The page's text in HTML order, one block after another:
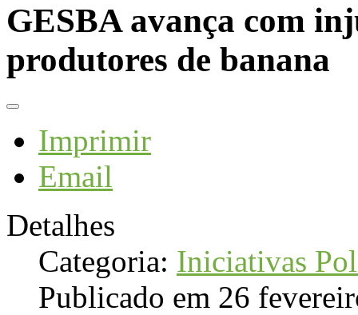
GESBA avança com
produtores de banana
Imprimir
Email
Detalhes
Categoria: Iniciativas
Publicado em 26